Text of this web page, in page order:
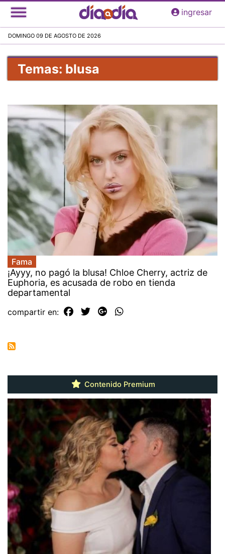
Pasar
al
principal
ingresar
DOMINGO 09 DE AGOSTO DE 2026
Temas: blusa
Fama
¡Ayyy, no pagó la blusa! Chloe Cherry, actriz de
Euphoria, es acusada de robo en tienda
departamental
compartir en:
Contenido Premium